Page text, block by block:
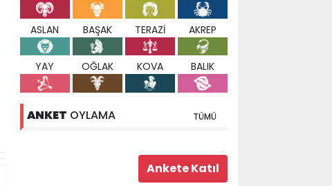
ASLAN BAŞAK TERAZİ AKREP
YAY OĞLAK KOVA BALIK
ANKET OYLAMA TÜMÜ